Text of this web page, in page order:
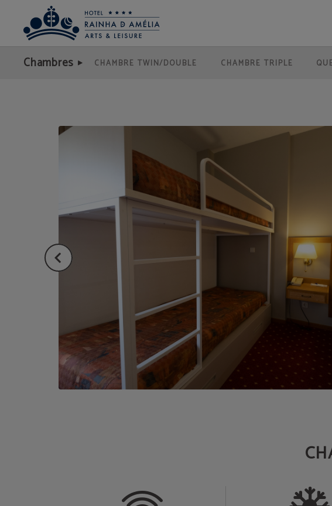
Chambre Familiale de l´Hotel Rainha D. Amélia, Arts & Leisure Hôtel à Castelo Branco. Site Web
Chambres CHAMBRE TWIN/DOUBLE CHAMBRE TRIPLE